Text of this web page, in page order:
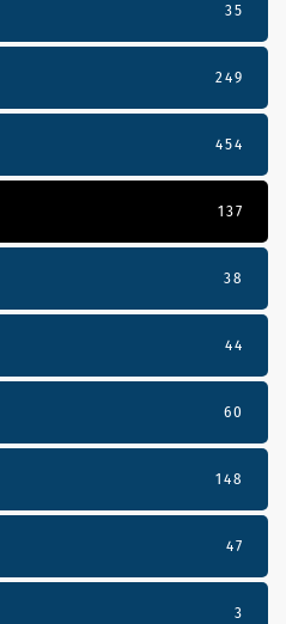
35
249
454
137
38
44
60
148
47
3